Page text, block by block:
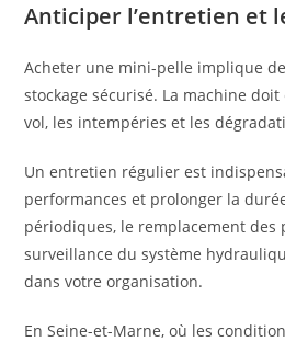
Anticiper l’entretien et
Acheter une mini-pelle implique
stockage sécurisé. La machine
vol, les intempéries et les
Un entretien régulier est
performances et prolonger la
périodiques, le remplacement des
surveillance du système
dans votre organisation.
En Seine-et-Marne, où les